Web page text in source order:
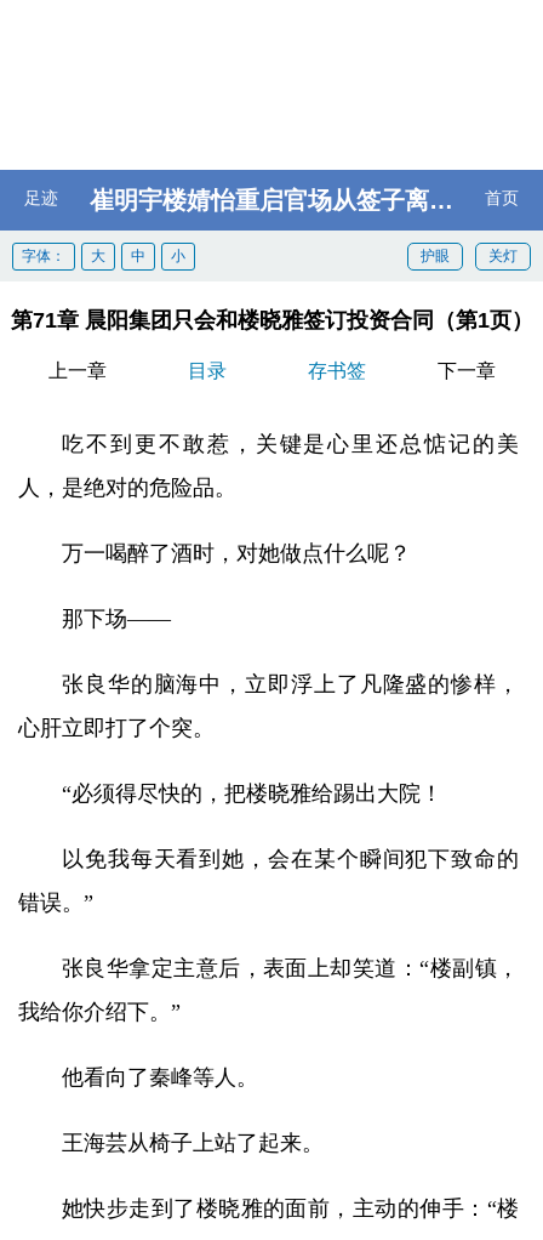
足迹 崔明宇楼婧怡重启官场从签子离婚协议开
首页
关灯
护眼
字体： 大 中 小
第71章 晨阳集团只会和楼晓雅签订投资合同（第1页）
上一章 目录 存书签 下一章
吃不到更不敢惹，关键是心里还总惦记的美
人，是绝对的危险品。
万一喝醉了酒时，对她做点什么呢？
那下场——
张良华的脑海中，立即浮上了凡隆盛的惨样，
心肝立即打了个突。
“必须得尽快的，把楼晓雅给踢出大院！
以免我每天看到她，会在某个瞬间犯下致命的
错误。”
张良华拿定主意后，表面上却笑道：“楼副镇，
我给你介绍下。”
他看向了秦峰等人。
王海芸从椅子上站了起来。
她快步走到了楼晓雅的面前，主动的伸手：“楼